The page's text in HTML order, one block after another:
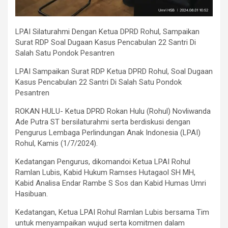
LPAI Silaturahmi Dengan Ketua DPRD Rohul, Sampaikan
Surat RDP Soal Dugaan Kasus Pencabulan 22 Santri Di
Salah Satu Pondok Pesantren
LPAI Sampaikan Surat RDP Ketua DPRD Rohul, Soal Dugaan
Kasus Pencabulan 22 Santri Di Salah Satu Pondok
Pesantren
ROKAN HULU- Ketua DPRD Rokan Hulu (Rohul) Novliwanda
Ade Putra ST bersilaturahmi serta berdiskusi dengan
Pengurus Lembaga Perlindungan Anak Indonesia (LPAI)
Rohul, Kamis (1/7/2024).
Kedatangan Pengurus, dikomandoi Ketua LPAI Rohul
Ramlan Lubis, Kabid Hukum Ramses Hutagaol SH MH,
Kabid Analisa Endar Rambe S Sos dan Kabid Humas Umri
Hasibuan.
Kedatangan, Ketua LPAI Rohul Ramlan Lubis bersama Tim
untuk menyampaikan wujud serta komitmen dalam